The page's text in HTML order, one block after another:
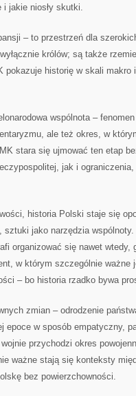
i jakie niosły skutki.
– to przestrzeń dla
królów; są także
pokazuje historię w skali
wspólnota –
ale też okres, w
stara się ujmować ten etap
jak i ograniczenia,
historia Polski staje się
sztuki jako narzędzia
organizować się nawet wtedy,
w którym szczególnie ważne
– bo historia rzadko bywa
zmian – odrodzenie
epoce w sposób empatyczny,
przychodzi okres
ważne stają się konteksty
bez powierzchowności.